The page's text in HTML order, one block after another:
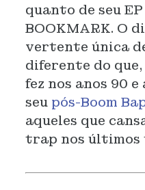
quanto de seu
BOOKMARK. O
vertente única
diferente do
fez nos anos 90
seu pós-Boom
aqueles que
trap nos últimos